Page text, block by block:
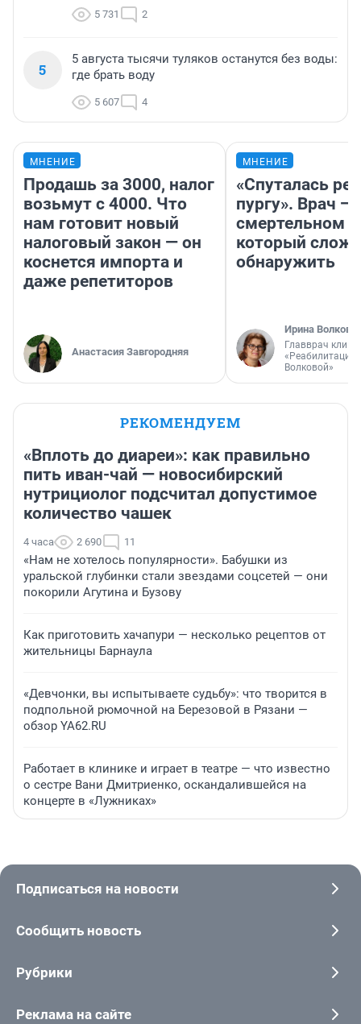
5 731 2
5
5 августа тысячи туляков останутся без воды:
где брать воду
5 607 4
МНЕНИЕ
Продашь за 3000, налог
возьмут с 4000. Что
нам готовит новый
налоговый закон — он
коснется импорта и
даже репетиторов
Анастасия Завгородняя
МНЕНИЕ
«Спуталась
пургу». Врач —
смертельном
который
обнаружить
Ирина Волкова
Главврач
«Реабилитация
Волковой»
РЕКОМЕНДУЕМ
«Вплоть до диареи»: как правильно
пить иван-чай — новосибирский
нутрициолог подсчитал допустимое
количество чашек
4 часа 2 690 11
«Нам не хотелось популярности». Бабушки из
уральской глубинки стали звездами соцсетей — они
покорили Агутина и Бузову
Как приготовить хачапури — несколько рецептов от
жительницы Барнаула
«Девчонки, вы испытываете судьбу»: что творится в
подпольной рюмочной на Березовой в Рязани —
обзор YA62.RU
Работает в клинике и играет в театре — что известно
о сестре Вани Дмитриенко, оскандалившейся на
концерте в «Лужниках»
Подписаться на новости
Сообщить новость
Рубрики
Реклама на сайте